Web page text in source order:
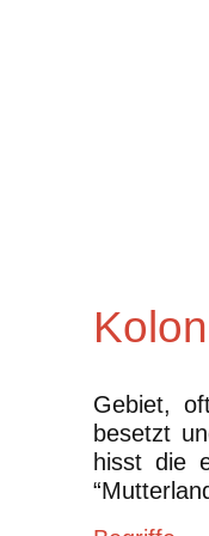
Gebiet,
besetzt
hisst die